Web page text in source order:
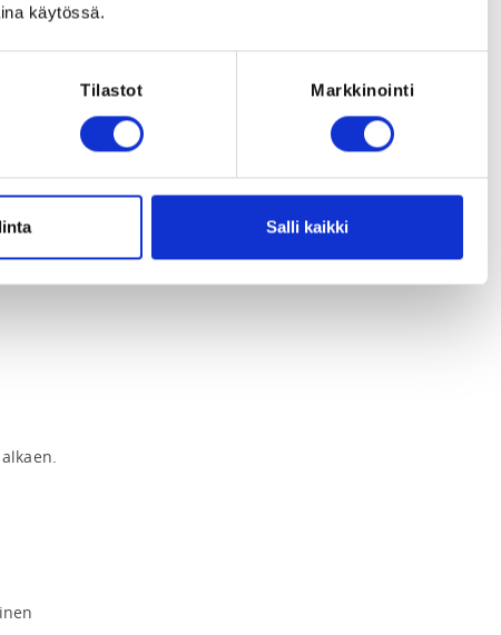
käytössä.
Tilastot Markkinointi
Salli kaikki